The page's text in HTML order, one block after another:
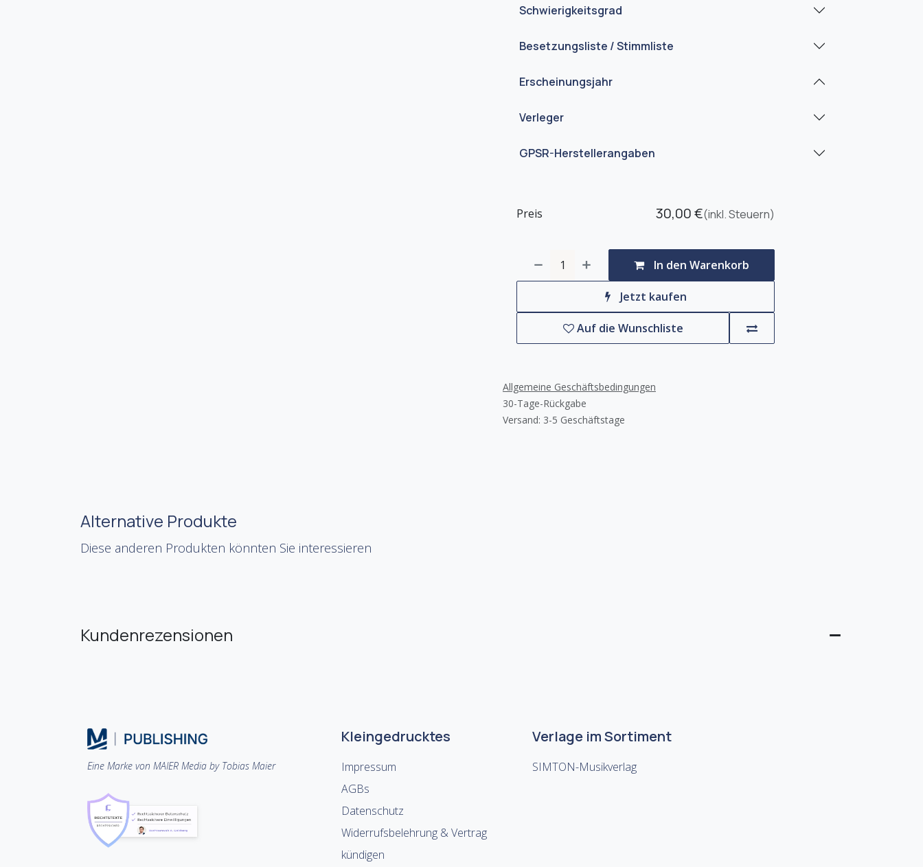
Schwierigkeitsgrad
Besetzungsliste / Stimmliste
Erscheinungsjahr
Verleger
GPSR-Herstellerangaben
In den Warenkorb
Jetzt kaufen
Auf die Wunschliste
Preis 30,00€(inkl. Steuern)
Allgemeine Geschäftsbedingungen
30-Tage-Rückgabe
Versand: 3-5 Geschäftstage
Alternative Produkte
Diese anderen Produkten könnten Sie interessieren
Kundenrezensionen
Eine Marke von MAIER Media by Tobias Maier
Kleingedrucktes
Impressum
AGBs
Datenschutz
Widerrufsbelehrung & Vertrag
kündigen
Verlage im Sortiment
SIMTON-Musikverlag